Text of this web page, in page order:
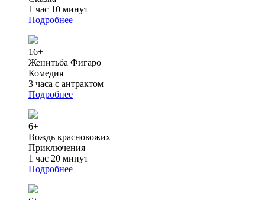
1 час 10 минут
Подробнее
16+
Женитьба Фигаро
Комедия
3 часа с антрактом
Подробнее
6+
Вождь краснокожих
Приключения
1 час 20 минут
Подробнее